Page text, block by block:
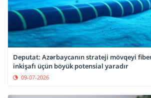
Deputat: Azərbaycanın strateji mövqeyi
inkişafı üçün böyük potensial yaradır
09-07-2026